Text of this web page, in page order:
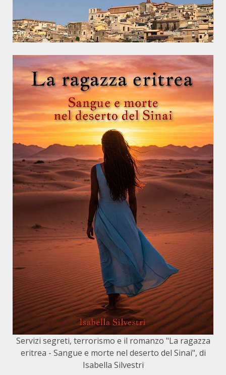
Servizi segreti, terrorismo e il romanzo "La ragazza
eritrea - Sangue e morte nel deserto del Sinai", di
Isabella Silvestri